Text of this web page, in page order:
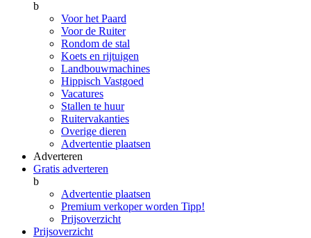
b
Voor het Paard
Voor de Ruiter
Rondom de stal
Koets en rijtuigen
Landbouwmachines
Hippisch Vastgoed
Vacatures
Stallen te huur
Ruitervakanties
Overige dieren
Advertentie plaatsen
Adverteren
Gratis adverteren
b
Advertentie plaatsen
Premium verkoper worden Tipp!
Prijsoverzicht
Prijsoverzicht